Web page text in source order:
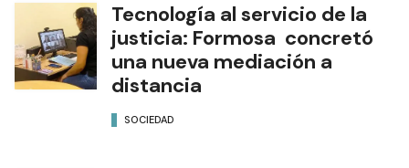
Tecnología al servicio de la
justicia: Formosa concretó
una nueva mediación a
distancia
SOCIEDAD